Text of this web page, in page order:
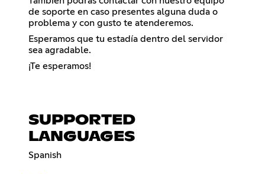
de soporte en caso presentes alguna duda o
problema y con gusto te atenderemos.
Esperamos que tu estadía dentro del servidor
sea agradable.
¡Te esperamos!
SUPPORTED
LANGUAGES
Spanish